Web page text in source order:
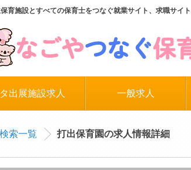
育施設とすべての保育士をつなぐ就業サイト、求職サイト
出展施設求人 一般求人
検索一覧 打出保育園の求人情報詳細